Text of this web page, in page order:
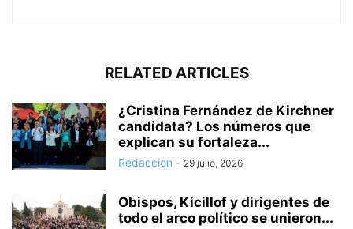
RELATED ARTICLES
¿Cristina Fernández de Kirchner
candidata? Los números que
explican su fortaleza...
Redaccion - 29 julio, 2026
Obispos, Kicillof y dirigentes de
todo el arco político se unieron...